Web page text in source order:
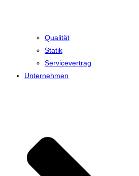
Qualität
Statik
Servicevertrag
Unternehmen